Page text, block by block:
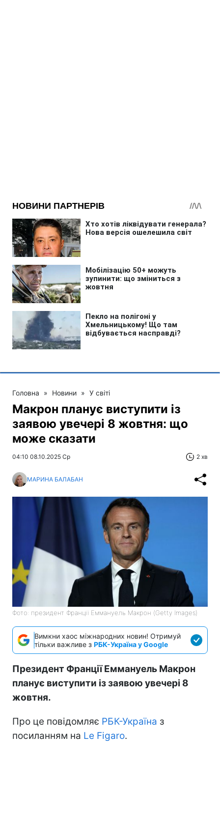
Головна » Новини » У світі
Макрон планує виступити із
заявою увечері 8 жовтня: що
може сказати
04:10 08.10.2025 Ср 2 хв
МАРИНА БАЛАБАН
Фото: президент Франції Еммануель Макрон (Getty Images)
Вимкни хаос міжнародних новин! Отримуй
тільки важливе з РБК-Україна у Google
Президент Франції Еммануель Макрон
планує виступити із заявою увечері 8
жовтня.
Про це повідомляє РБК-Україна з
посиланням на Le Figaro.